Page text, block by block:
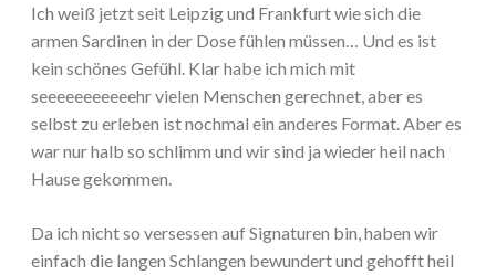
Ich weiß jetzt seit Leipzig und Frankfurt wie sich die
armen Sardinen in der Dose fühlen müssen… Und es ist
kein schönes Gefühl. Klar habe ich mich mit
seeeeeeeeeeehr vielen Menschen gerechnet, aber es
selbst zu erleben ist nochmal ein anderes Format. Aber es
war nur halb so schlimm und wir sind ja wieder heil nach
Hause gekommen.
Da ich nicht so versessen auf Signaturen bin, haben wir
einfach die langen Schlangen bewundert und gehofft heil